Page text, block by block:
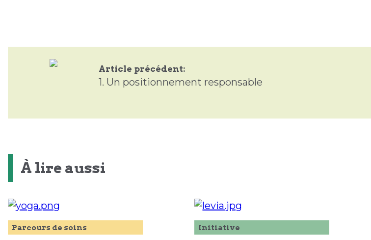
Article précédent:
1. Un positionnement responsable
À lire aussi
Parcours de soins
Initiative